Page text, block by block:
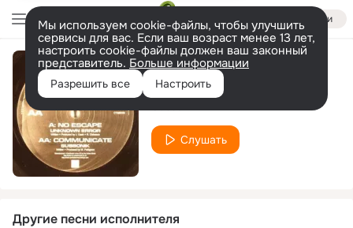
Войти
Мы используем cookie-файлы, чтобы улучшить
сервисы для вас. Если ваш возраст менее 13 лет,
настроить cookie-файлы должен ваш законный
представитель. Больше информации
Разрешить все Настроить
Love 4 Tha Kill
Слушать
Другие песни исполнителя